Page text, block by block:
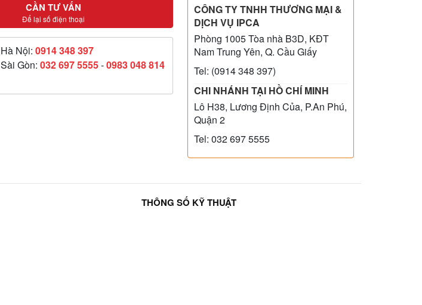
CẦN TƯ VẤN
Để lại số điện thoại
Hà Nội:0914 348 397
Sài Gòn:032 697 5555-0983 048 814
CÔNG TY TNHH THƯƠNG MẠI &
DỊCH VỤ IPCA
Phòng 1005 Tòa nhà B3D, KĐT
Nam Trung Yên, Q. Cầu Giấy
Tel: (0914 348 397)
CHI NHÁNH TẠI HỒ CHÍ MINH
Lô H38, Lương Định Của, P.An Phú,
Quận 2
Tel: 032 697 5555
THÔNG SỐ KỸ THUẬT